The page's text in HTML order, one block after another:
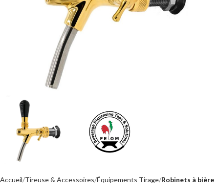
Accueil Tireuse & Accessoires Équipements Tirage Robinets à bière